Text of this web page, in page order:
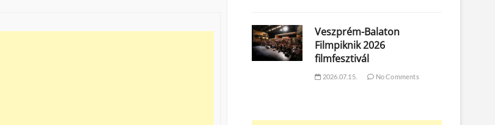
Veszprém-Balaton
Filmpiknik 2026
filmfesztivál
2026.07.15. No Comments